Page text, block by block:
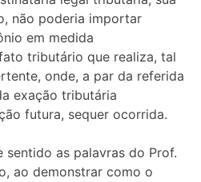
não poderia importar
em medida
tributário que realiza, tal
onde, a par da referida
exação tributária
futura, sequer ocorrida.
sentido as palavras do Prof.
ao demonstrar como o